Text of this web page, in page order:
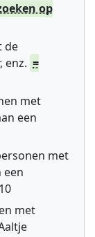
op
de
enz. =
met
een
met
een
met